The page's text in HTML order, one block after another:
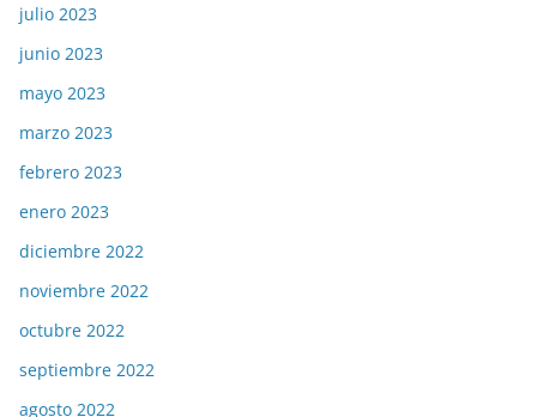
julio 2023
junio 2023
mayo 2023
marzo 2023
febrero 2023
enero 2023
diciembre 2022
noviembre 2022
octubre 2022
septiembre 2022
agosto 2022